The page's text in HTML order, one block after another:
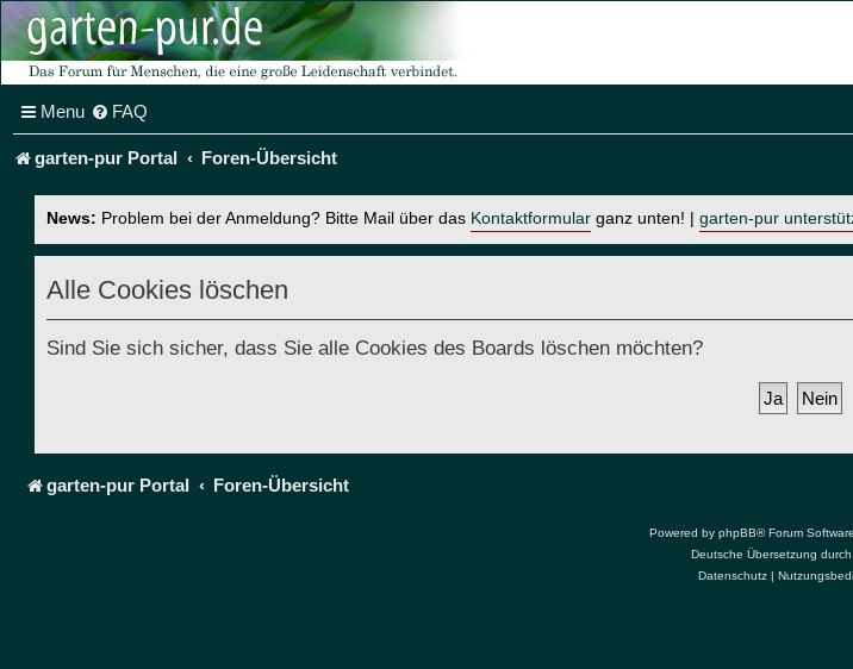
Menu FAQ
garten-pur Portal Foren-Übersicht
News: Problem bei der Anmeldung? Bitte Mail über das Kontaktformular ganz unten! | garten-pur
Alle Cookies löschen
Sind Sie sich sicher, dass Sie alle Cookies des Boards löschen möchten?
garten-pur Portal Foren-Übersicht
Powered by phpBB® Forum
Deutsche Übersetzung durch
Datenschutz|